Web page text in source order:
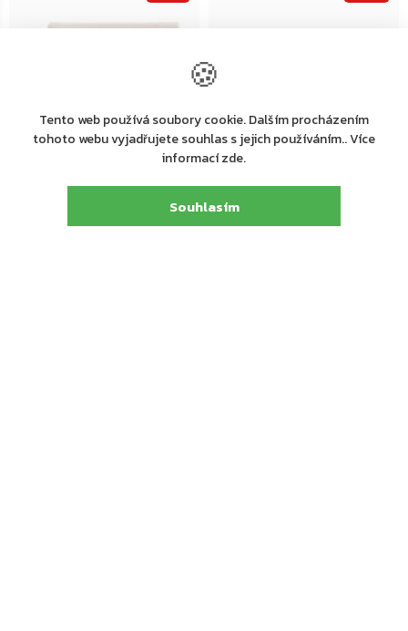
🍪
Tento web používá soubory cookie. Dalším procházením
tohoto webu vyjadřujete souhlas s jejich používáním.. Více
informací zde.
Souhlasím
kluzným ramínkům
Dodání 4-7 pracovních dní
ASSA ABLOY A154 montážní
paralelní plech pro ramínka
Dodání 4-7 pracovních dní